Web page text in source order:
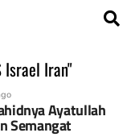
Israel Iran"
Ayatullah
Semangat